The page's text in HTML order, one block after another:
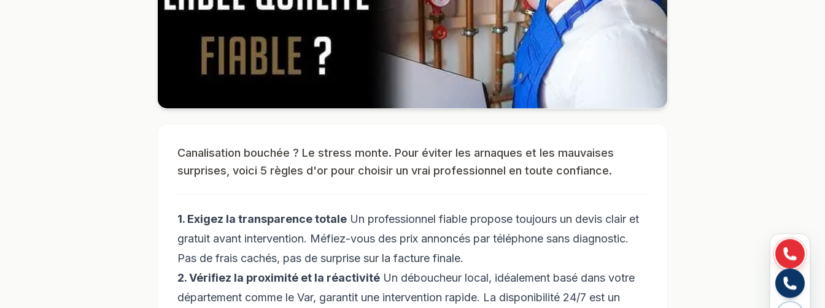
Canalisation bouchée ? Le stress monte. Pour éviter les arnaques et les mauvaises
surprises, voici 5 règles d'or pour choisir un vrai professionnel en toute confiance.
1. Exigez la transparence totale Un professionnel fiable propose toujours un devis clair et
gratuit avant intervention. Méfiez-vous des prix annoncés par téléphone sans diagnostic.
Pas de frais cachés, pas de surprise sur la facture finale.
2. Vérifiez la proximité et la réactivité Un déboucheur local, idéalement basé dans votre
département comme le Var, garantit une intervention rapide. La disponibilité 24/7 est un